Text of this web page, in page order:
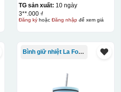
dán xong (chưa nung)
TG sản xuất: 10 ngày
3**.000 ₫
Đăng kýhoặc Đăng nhậpđể xem giá
Bình giữ nhiệt La Fonte